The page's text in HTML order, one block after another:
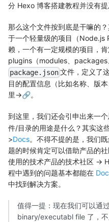
分 Hexo 博客搭建教程并没有提
那么这个文件按到底是干嘛的
于一个轻量级的项目（Node.js
赖，一个有一定规模的项目，
plugins（modules、packages
package.json 文件，定义了
目的配置信息（比如名称、版
里->🔗。
到这里，我们还会引申出来一
件/目录的用途是什么？其实这
>Docs。不得不提的是，我们
题的时候肯定可以借助产品的
使用的技术产品的技术社区 ->
程中遇到的问题基本都能在
中找到解决方案。
值得一提：现在我们可以通
binary/executabl file 了，